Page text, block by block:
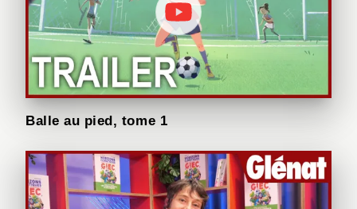
Balle au pied, tome 1